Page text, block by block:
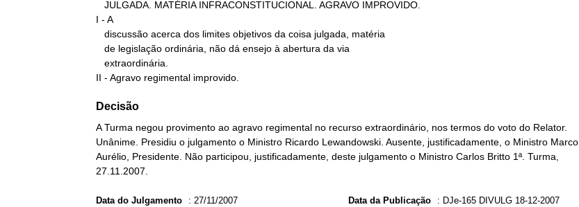
I - A
II - Agravo regimental improvido.
Decisão
A Turma negou provimento ao agravo regimental no recurso extraordinário, nos termos do voto do Relator.
Unânime. Presidiu o julgamento o Ministro Ricardo Lewandowski. Ausente, justificadamente, o Ministro Marco
Aurélio, Presidente. Não participou, justificadamente, deste julgamento o Ministro Carlos Britto 1ª. Turma,
27.11.2007.
Data do Julgamento : 27/11/2007 Data da Publicação : DJe-165 DIVULG 18-12-2007